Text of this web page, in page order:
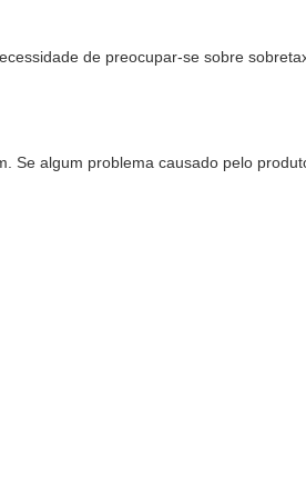
de preocupar-se sobre
Se algum problema causado pelo